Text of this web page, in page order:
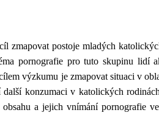
zmapovat postoje mladých
pornografie pro tuto skupinu lidí
výzkumu je zmapovat situaci v
další konzumaci v katolických
a jejich vnímání pornografie